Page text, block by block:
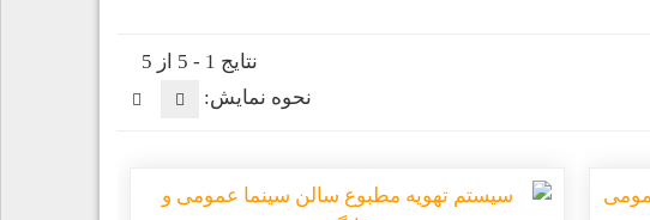
نتایج 1 - 5 از 5
نحوه نمایش: